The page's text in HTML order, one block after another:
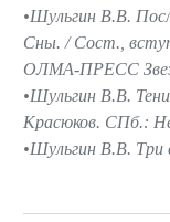
Шульгин В.В.
Сны. / Сост.,
ОЛМА-ПРЕСС
Шульгин В.В.
Красюков. СПб.:
Шульгин В.В. Три